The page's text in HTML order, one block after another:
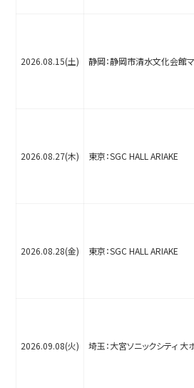
2026.08.15(土) 静岡：静岡市清水文化会館
2026.08.27(木) 東京：SGC HALL ARIAKE
2026.08.28(金) 東京：SGC HALL ARIAKE
2026.09.08(火) 埼玉：大宮ソニックシティ 大